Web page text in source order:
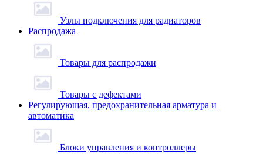
Узлы подключения для радиаторов
Распродажа
Товары для распродажи
Товары с дефектами
Регулирующая, предохранительная арматура и
автоматика
Блоки управления и контроллеры